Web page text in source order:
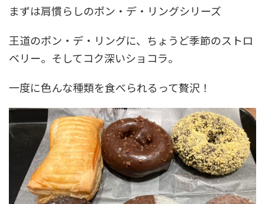
まずは肩慣らしのポン・デ・リングシリーズ
王道のポン・デ・リングに、ちょうど季節のストロ
ベリー。そしてコク深いショコラ。
一度に色んな種類を食べられるって贅沢！